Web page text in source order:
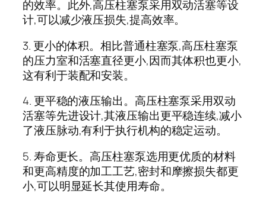
的效率。此外,高压柱塞泵采用双动活塞等设
计,可以减少液压损失,提高效率。
3. 更小的体积。相比普通柱塞泵,高压柱塞泵
的压力室和活塞直径更小,因而其体积也更小,
这有利于装配和安装。
4. 更平稳的液压输出。高压柱塞泵采用双动
活塞等先进设计,其液压输出更平稳连续,减小
了液压脉动,有利于执行机构的稳定运动。
5. 寿命更长。高压柱塞泵选用更优质的材料
和更高精度的加工工艺,密封和摩擦损失都更
小,可以明显延长其使用寿命。